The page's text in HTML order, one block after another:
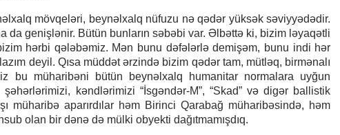
mövqeləri, beynəlxalq nüfuzu nə qədər yüksək səviyyədədir.
da genişlənir. Bütün bunların səbəbi var. Əlbəttə ki, bizim ləyaqətli
hərbi qələbəmiz. Mən bunu dəfələrlə demişəm, bunu indi hər
deyil. Qısa müddət ərzində bizim qədər tam, mütləq, birmənalı
bu müharibəni bütün beynəlxalq humanitar normalara uyğun
kəndlərimizi “İsgəndər-M”, “Skad” və digər ballistik
müharibə aparırdılar həm Birinci Qarabağ müharibəsində, həm
olan bir dənə də mülki obyekti dağıtmamışdıq.